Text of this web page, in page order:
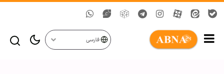
فارسی